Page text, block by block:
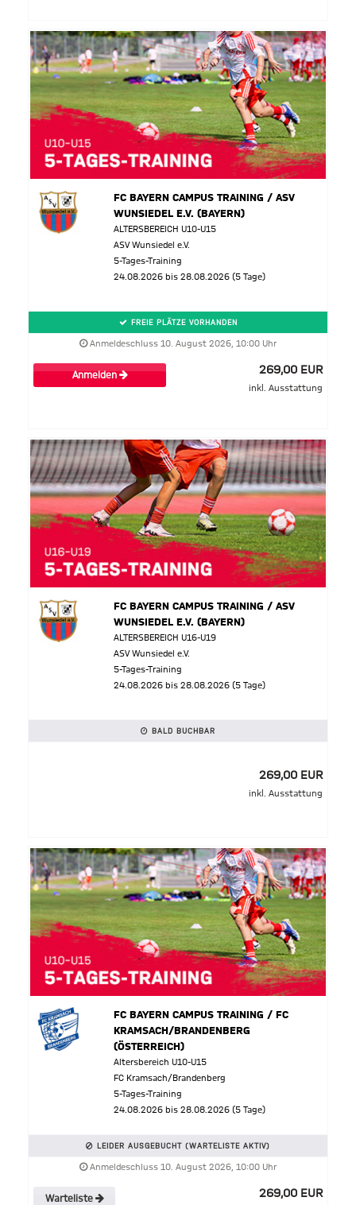
FC BAYERN CAMPUS TRAINING / ASV
WUNSIEDEL E.V. (BAYERN)
ALTERSBEREICH U10-U15
ASV Wunsiedel e.V.
5-Tages-Training
24.08.2026 bis 28.08.2026 (5 Tage)
FREIE PLÄTZE VORHANDEN
Anmeldeschluss 10. August 2026, 10:00 Uhr
Anmelden 269,00 EUR
inkl. Ausstattung
FC BAYERN CAMPUS TRAINING / ASV
WUNSIEDEL E.V. (BAYERN)
ALTERSBEREICH U16-U19
ASV Wunsiedel e.V.
5-Tages-Training
24.08.2026 bis 28.08.2026 (5 Tage)
BALD BUCHBAR
269,00 EUR
inkl. Ausstattung
FC BAYERN CAMPUS TRAINING / FC
KRAMSACH/BRANDENBERG
(ÖSTERREICH)
Altersbereich U10-U15
FC Kramsach/Brandenberg
5-Tages-Training
24.08.2026 bis 28.08.2026 (5 Tage)
LEIDER AUSGEBUCHT (WARTELISTE AKTIV)
Anmeldeschluss 10. August 2026, 10:00 Uhr
Warteliste 269,00 EUR